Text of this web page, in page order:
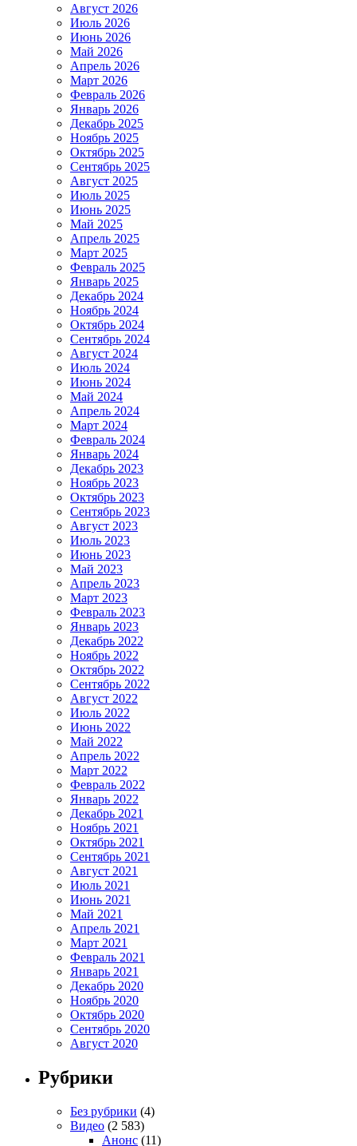
Август 2026
Июль 2026
Июнь 2026
Май 2026
Апрель 2026
Март 2026
Февраль 2026
Январь 2026
Декабрь 2025
Ноябрь 2025
Октябрь 2025
Сентябрь 2025
Август 2025
Июль 2025
Июнь 2025
Май 2025
Апрель 2025
Март 2025
Февраль 2025
Январь 2025
Декабрь 2024
Ноябрь 2024
Октябрь 2024
Сентябрь 2024
Август 2024
Июль 2024
Июнь 2024
Май 2024
Апрель 2024
Март 2024
Февраль 2024
Январь 2024
Декабрь 2023
Ноябрь 2023
Октябрь 2023
Сентябрь 2023
Август 2023
Июль 2023
Июнь 2023
Май 2023
Апрель 2023
Март 2023
Февраль 2023
Январь 2023
Декабрь 2022
Ноябрь 2022
Октябрь 2022
Сентябрь 2022
Август 2022
Июль 2022
Июнь 2022
Май 2022
Апрель 2022
Март 2022
Февраль 2022
Январь 2022
Декабрь 2021
Ноябрь 2021
Октябрь 2021
Сентябрь 2021
Август 2021
Июль 2021
Июнь 2021
Май 2021
Апрель 2021
Март 2021
Февраль 2021
Январь 2021
Декабрь 2020
Ноябрь 2020
Октябрь 2020
Сентябрь 2020
Август 2020
Рубрики
Без рубрики (4)
Видео (2 583)
Анонс (11)